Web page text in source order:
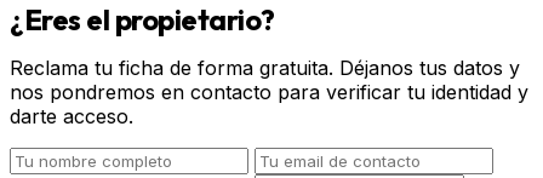
¿Eres el propietario?
Reclama tu ficha de forma gratuita. Déjanos tus datos y
nos pondremos en contacto para verificar tu identidad y
darte acceso.